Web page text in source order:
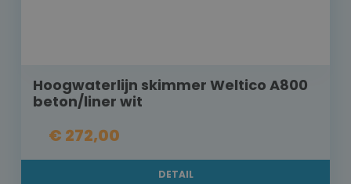
Hoogwaterlijn skimmer Weltico A800
beton/liner wit
€ 272,00
DETAIL